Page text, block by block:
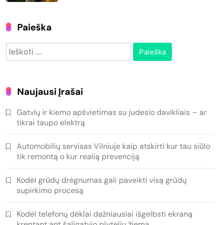
Paieška
Ieškoti:
Naujausi Įrašai
Gatvių ir kiemo apšvietimas su judesio davikliais – ar
tikrai taupo elektrą
Automobilių servisas Vilniuje kaip atskirti kur tau siūlo
tik remontą o kur realią prevenciją
Kodėl grūdų drėgnumas gali paveikti visą grūdų
supirkimo procesą
Kodėl telefonų dėklai dažniausiai išgelbsti ekraną